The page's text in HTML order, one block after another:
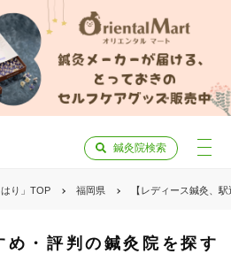
鍼灸院検索
り」TOP 福岡県 【レディース鍼灸、
め・評判の鍼灸院を探す